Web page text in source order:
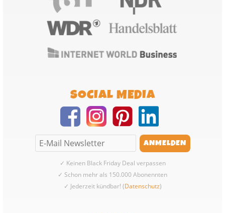
SOCIAL MEDIA
✓ Keinen Black Friday Deal verpassen
✓ Schon mehr als 150.000 Abonennten
✓ Jederzeit kündbar! (Datenschutz)